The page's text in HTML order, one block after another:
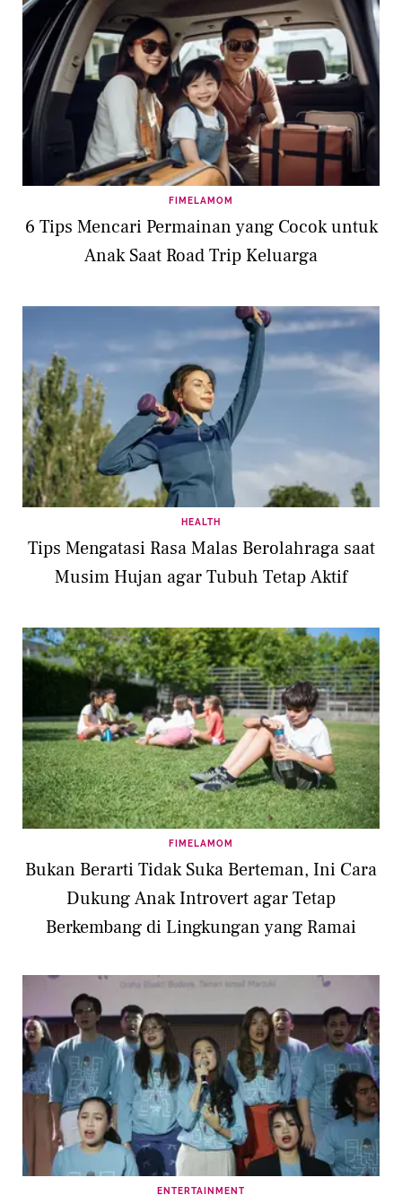
FIMELAMOM
6 Tips Mencari Permainan yang Cocok untuk
Anak Saat Road Trip Keluarga
HEALTH
Tips Mengatasi Rasa Malas Berolahraga saat
Musim Hujan agar Tubuh Tetap Aktif
FIMELAMOM
Bukan Berarti Tidak Suka Berteman, Ini Cara
Dukung Anak Introvert agar Tetap
Berkembang di Lingkungan yang Ramai
ENTERTAINMENT